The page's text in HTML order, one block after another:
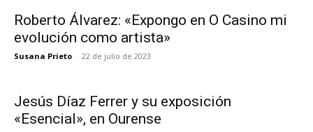
Roberto Álvarez: «Expongo en O Casino mi
evolución como artista»
Susana Prieto - 22 de julio de 2023
Jesús Díaz Ferrer y su exposición
«Esencial», en Ourense